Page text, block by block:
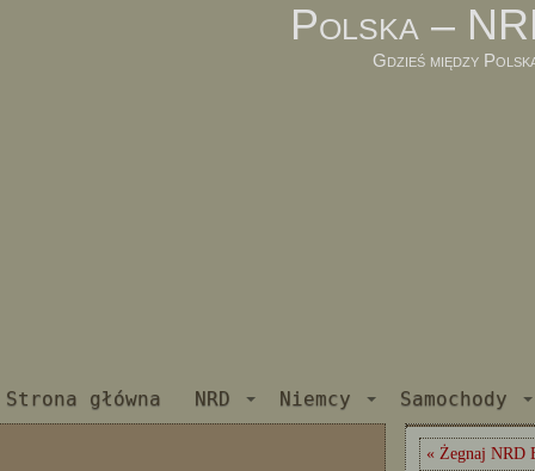
Polska –
Gdzieś między
Strona główna NRD Niemcy Samochody
« Żegnaj NRD